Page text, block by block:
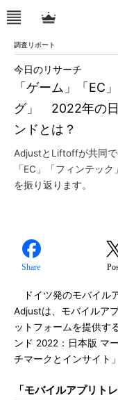
調査リポート
「ゲーム」「EC
グ」 2022年の日
ンドとは？
今日のリサーチ
AdjustとLiftoffが共同で
「EC」「フィンテッ
を振り返ります。
Share
ドイツ発のモバイル
Adjustは、モバイルア
ットフォームを提供す
ンド 2022：日本版 マ
チマークとインサイト
「モバイルアプリト